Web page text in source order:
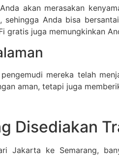
akan merasakan
sehingga Anda bisa
gratis juga memungkinkan
mereka telah
aman, tetapi juga
Disediakan
Jakarta ke Semarang,